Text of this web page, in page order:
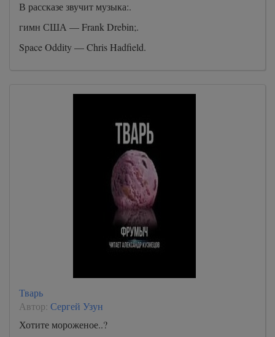
В рассказе звучит музыка:.
гимн США — Frank Drebin;.
Space Oddity — Chris Hadfield.
Тварь
Автор: Сергей Узун
Хотите мороженое..?